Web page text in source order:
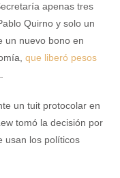
apenas tres
Quirno y solo un
un nuevo bono en
que liberó pesos
un tuit protocolar en
tomó la decisión por
usan los políticos